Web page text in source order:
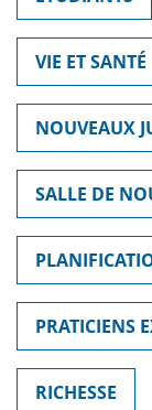
VIE ET SANTÉ
NOUVEAUX
SALLE DE
PRATICIENS
RICHESSE